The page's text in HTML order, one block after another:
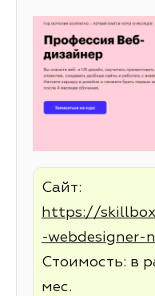
Сайт:
https://
-webdesigner-
Стоимость: в
мес.